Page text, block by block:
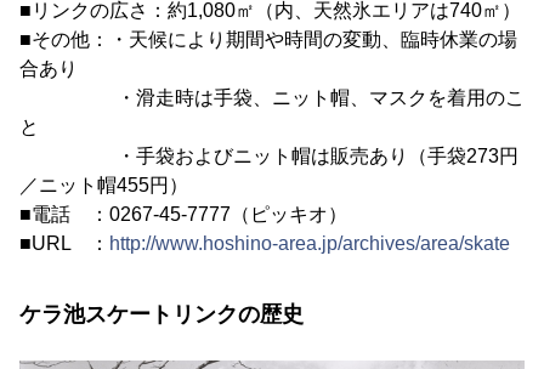
■リンクの広さ：約1,080㎡（内、天然氷エリアは740㎡）
■その他：・天候により期間や時間の変動、臨時休業の場
合あり
・滑走時は手袋、ニット帽、マスクを着用のこ
と
・手袋およびニット帽は販売あり（手袋273円
／ニット帽455円）
■電話 ：0267-45-7777（ピッキオ）
■URL ： http://www.hoshino-area.jp/archives/area/skate
ケラ池スケートリンクの歴史